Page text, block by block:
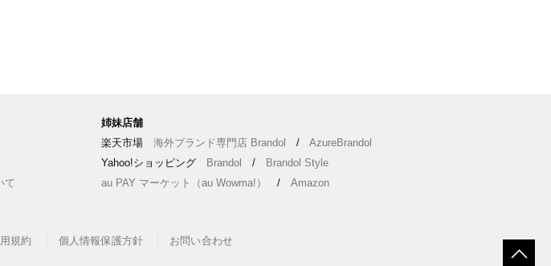
て
姉妹店舗
楽天市場 海外ブランド専門店 Brandol / AzureBrandol
Yahoo!ショッピング Brandol / Brandol Style
au PAY マーケット（au Wowma!）
/ Amazon
規約 個人情報保護方針 お問い合わせ